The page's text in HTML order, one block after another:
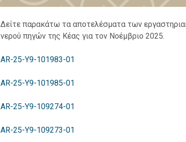
Δείτε παρακάτω τα αποτελέσματα των
νερού πηγών της Κέας για τον Νοέμβριο 2025.
AR-25-Y9-101983-01
AR-25-Y9-101985-01
AR-25-Y9-109274-01
AR-25-Y9-109273-01